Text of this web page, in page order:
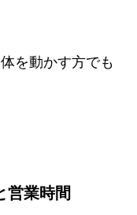
を動かす方でも
営業時間